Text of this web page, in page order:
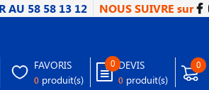
AU 58 58 13 12 NOUS SUIVRE sur
FAVORIS
0 produit(s)
0 DEVIS
0 produit(s)
0